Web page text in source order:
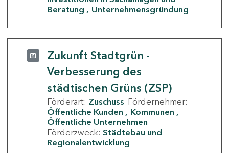
Beratung
Unternehmensgründung
Zukunft Stadtgrün -
Verbesserung des
städtischen Grüns (ZSP)
Förderart: Zuschuss Fördernehmer:
Öffentliche Kunden
Kommunen
Öffentliche Unternehmen
Förderzweck: Städtebau und
Regionalentwicklung